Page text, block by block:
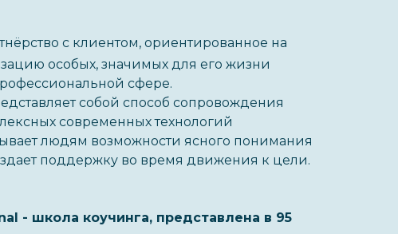
с клиентом, ориентированное на
особых, значимых для его жизни
сфере.
собой способ сопровождения
современных технологий
людям возможности ясного понимания
поддержку во время движения к цели.
- школа коучинга, представлена в 95